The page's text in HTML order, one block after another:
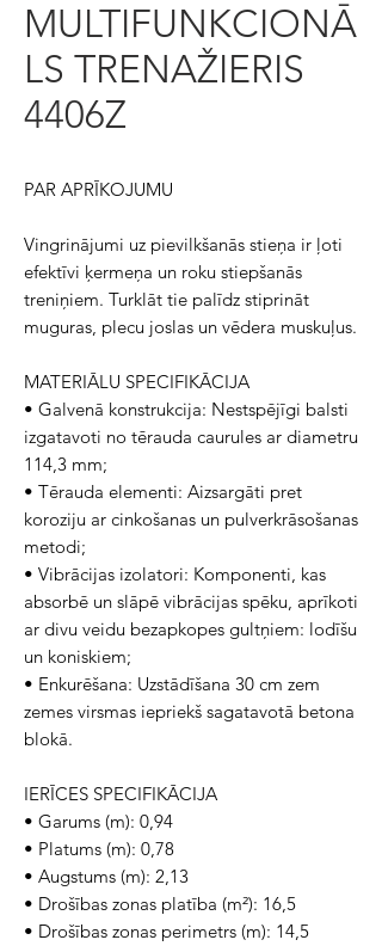
MULTIFUNKCIONĀ
LS TRENAŽIERIS
4406Z
PAR APRĪKOJUMU
Vingrinājumi uz pievilkšanās stieņa ir ļoti
efektīvi ķermeņa un roku stiepšanās
treniņiem. Turklāt tie palīdz stiprināt
muguras, plecu joslas un vēdera muskuļus.
MATERIĀLU SPECIFIKĀCIJA
• Galvenā konstrukcija: Nestspējīgi balsti
izgatavoti no tērauda caurules ar diametru
114,3 mm;
• Tērauda elementi: Aizsargāti pret
koroziju ar cinkošanas un pulverkrāsošanas
metodi;
• Vibrācijas izolatori: Komponenti, kas
absorbē un slāpē vibrācijas spēku, aprīkoti
ar divu veidu bezapkopes gultņiem: lodīšu
un koniskiem;
• Enkurēšana: Uzstādīšana 30 cm zem
zemes virsmas iepriekš sagatavotā betona
blokā.
IERĪCES SPECIFIKĀCIJA
• Garums (m): 0,94
• Platums (m): 0,78
• Augstums (m): 2,13
• Drošības zonas platība (m²): 16,5
• Drošības zonas perimetrs (m): 14,5